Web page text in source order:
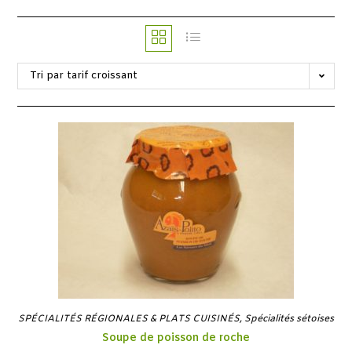
Tri par tarif croissant
SPÉCIALITÉS RÉGIONALES & PLATS CUISINÉS, Spécialités sétoises
Soupe de poisson de roche